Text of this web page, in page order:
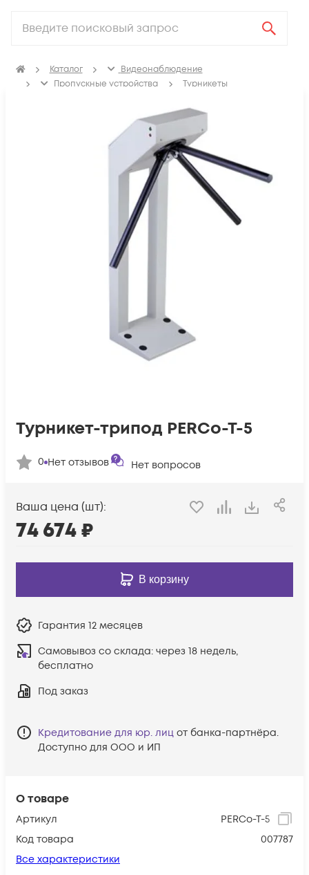
Каталог
Видеонаблюдение
Пропускные устройства
Турникеты
О товаре
Артикул
PERCo-T-5
Код товара
007787
Все характеристики
Турникет-трипод PERCo-T-5
0 Нет отзывов Нет вопросов
Ваша цена (шт):
74 674₽
В корзину
Гарантия 12 месяцев
Самовывоз со склада: через 18 недель,
бесплатно
Под заказ
Кредитование для юр. лиц от банка-партнёра.
Доступно для ООО и ИП